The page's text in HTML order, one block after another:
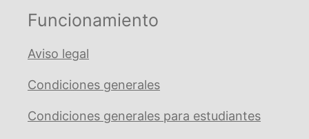
Funcionamiento
Aviso legal
Condiciones generales
Condiciones generales para estudiantes